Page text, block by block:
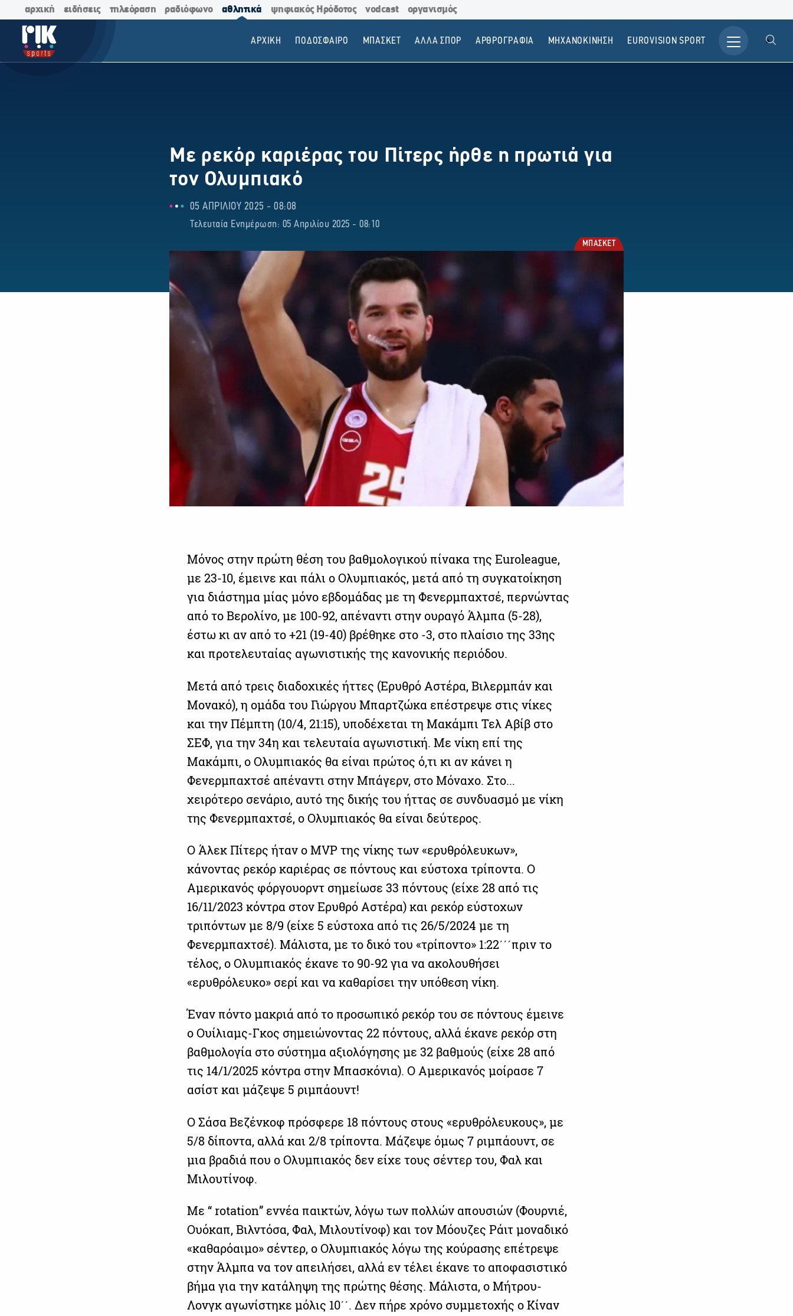
αρχική ειδήσεις τηλεόραση ραδιόφωνο αθλητικά ψηφιακός Ηρόδοτος vodcast οργανισμός
ΑΡΧΙΚΗ ΠΟΔΟΣΦΑΙΡΟ ΜΠΑΣΚΕΤ ΑΛΛΑ ΣΠΟΡ ΑΡΘΡΟΓΡΑΦΙΑ ΜΗΧΑΝΟΚΙΝΗΣΗ ΕUROVISION SPORT
Mε ρεκόρ καριέρας του Πίτερς ήρθε η πρωτιά για
τον Ολυμπιακό
05 ΑΠΡΙΛΙΟΥ 2025 - 08:08
Τελευταία Ενημέρωση: 05 Απριλίου 2025 - 08:10
ΜΠΑΣΚΕΤ
Μόνος στην πρώτη θέση του βαθμολογικού πίνακα της Euroleague,
με 23-10, έμεινε και πάλι ο Ολυμπιακός, μετά από τη συγκατοίκηση
για διάστημα μίας μόνο εβδομάδας με τη Φενερμπαχτσέ, περνώντας
από το Βερολίνο, με 100-92, απέναντι στην ουραγό Άλμπα (5-28),
έστω κι αν από το +21 (19-40) βρέθηκε στο -3, στο πλαίσιο της 33ης
και προτελευταίας αγωνιστικής της κανονικής περιόδου.
Μετά από τρεις διαδοχικές ήττες (Ερυθρό Αστέρα, Βιλερμπάν και
Μονακό), η ομάδα του Γιώργου Μπαρτζώκα επέστρεψε στις νίκες
και την Πέμπτη (10/4, 21:15), υποδέχεται τη Μακάμπι Τελ Αβίβ στο
ΣΕΦ, για την 34η και τελευταία αγωνιστική. Με νίκη επί της
Μακάμπι, ο Ολυμπιακός θα είναι πρώτος ό,τι κι αν κάνει η
Φενερμπαχτσέ απέναντι στην Μπάγερν, στο Μόναχο. Στο...
χειρότερο σενάριο, αυτό της δικής του ήττας σε συνδυασμό με νίκη
της Φενερμπαχτσέ, ο Ολυμπιακός θα είναι δεύτερος.
Ο Άλεκ Πίτερς ήταν ο MVP της νίκης των «ερυθρόλευκων»,
κάνοντας ρεκόρ καριέρας σε πόντους και εύστοχα τρίποντα. Ο
Αμερικανός φόργουορντ σημείωσε 33 πόντους (είχε 28 από τις
16/11/2023 κόντρα στον Ερυθρό Αστέρα) και ρεκόρ εύστοχων
τριπόντων με 8/9 (είχε 5 εύστοχα από τις 26/5/2024 με τη
Φενερμπαχτσέ). Μάλιστα, με το δικό του «τρίποντο» 1:22΄΄΄πριν το
τέλος, ο Ολυμπιακός έκανε το 90-92 για να ακολουθήσει
«ερυθρόλευκο» σερί και να καθαρίσει την υπόθεση νίκη.
Έναν πόντο μακριά από το προσωπικό ρεκόρ του σε πόντους έμεινε
ο Ουίλιαμς-Γκος σημειώνοντας 22 πόντους, αλλά έκανε ρεκόρ στη
βαθμολογία στο σύστημα αξιολόγησης με 32 βαθμούς (είχε 28 από
τις 14/1/2025 κόντρα στην Μπασκόνια). O Αμερικανός μοίρασε 7
ασίστ και μάζεψε 5 ριμπάουντ!
Ο Σάσα Βεζένκοφ πρόσφερε 18 πόντους στους «ερυθρόλευκους», με
5/8 δίποντα, αλλά και 2/8 τρίποντα. Μάζεψε όμως 7 ριμπάουντ, σε
μια βραδιά που ο Ολυμπιακός δεν είχε τους σέντερ του, Φαλ και
Μιλουτίνοφ.
Με “ rotation” εννέα παικτών, λόγω των πολλών απουσιών (Φουρνιέ,
Ουόκαπ, Βιλντόσα, Φαλ, Μιλουτίνοφ) και τον Μόουζες Ράιτ μοναδικό
«καθαρόαιμο» σέντερ, ο Ολυμπιακός λόγω της κούρασης επέτρεψε
στην Άλμπα να τον απειλήσει, αλλά εν τέλει έκανε το αποφασιστικό
βήμα για την κατάληψη της πρώτης θέσης. Μάλιστα, ο Μήτρου-
Λονγκ αγωνίστηκε μόλις 10΄΄. Δεν πήρε χρόνο συμμετοχής ο Κίναν